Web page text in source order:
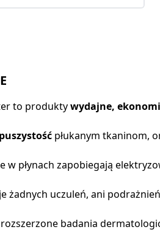
to produktywydajne,
płukanym tkaninom,
w płynach zapobiegają
uczuleń, ani podrażnień
badania